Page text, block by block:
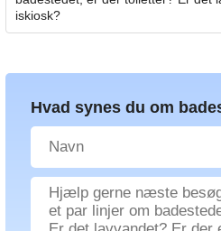
iskiosk?
Hvad synes du om